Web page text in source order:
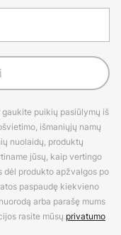
puikių pasiūlymų iš
išmaniųjų namų
nuolaidų, produktų
jūsų, kaip vertingo
dėl produkto apžvalgos po
paspaudę kiekvieno
arba parašę mums
rasite mūsų privatumo